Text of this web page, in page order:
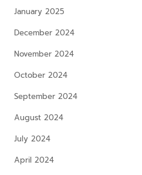
January 2025
December 2024
November 2024
October 2024
September 2024
August 2024
July 2024
April 2024